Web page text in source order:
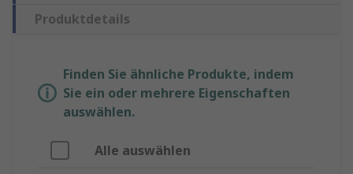
Produktdetails
Finden Sie ähnliche Produkte, indem
Sie ein oder mehrere Eigenschaften
auswählen.
Alle auswählen